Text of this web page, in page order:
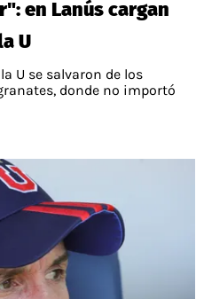
en Lanús cargan
U
U se salvaron de los
donde no importó